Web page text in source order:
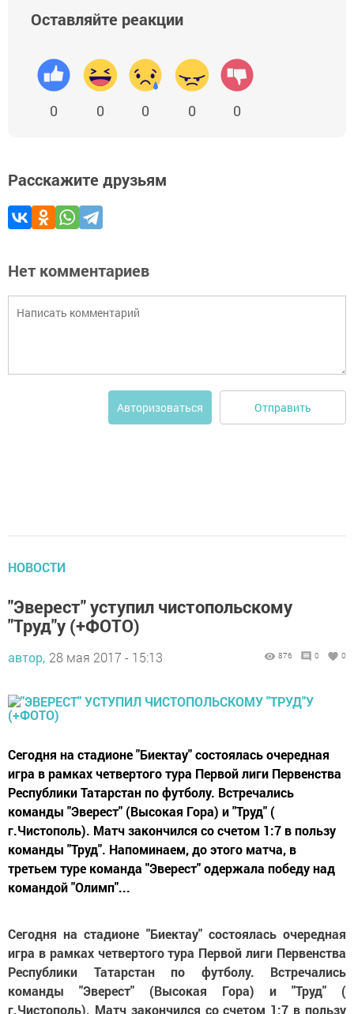
Оставляйте реакции
0 0 0 0 0
Расскажите друзьям
Нет комментариев
Авторизоваться Отправить
НОВОСТИ
"Эверест" уступил чистопольскому
"Труд"у (+ФОТО)
автор, 28 мая 2017 - 15:13 876 0 0
Сегодня на стадионе "Биектау" состоялась очередная
игра в рамках четвертого тура Первой лиги Первенства
Республики Татарстан по футболу. Встречались
команды "Эверест" (Высокая Гора) и "Труд" (
г.Чистополь). Матч закончился со счетом 1:7 в пользу
команды "Труд". Напоминаем, до этого матча, в
третьем туре команда "Эверест" одержала победу над
командой "Олимп"...
Сегодня на стадионе "Биектау" состоялась очередная
игра в рамках четвертого тура Первой лиги Первенства
Республики Татарстан по футболу. Встречались
команды "Эверест" (Высокая Гора) и "Труд" (
г.Чистополь). Матч закончился со счетом 1:7 в пользу